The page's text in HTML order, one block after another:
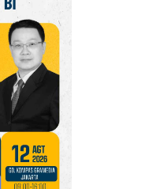
Piala
50%